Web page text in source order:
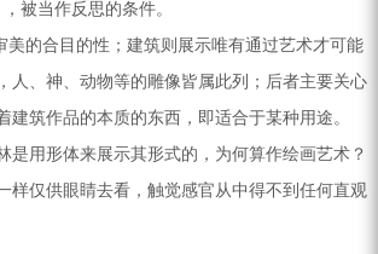
被当作反思的条件。
的合目的性；建筑则展示唯有通过艺术才可能
人、神、动物等的雕像皆属此列；后者主要关心
筑作品的本质的东西，即适合于某种用途。
用形体来展示其形式的，为何算作绘画艺术？
样仅供眼睛去看，触觉感官从中得不到任何直观